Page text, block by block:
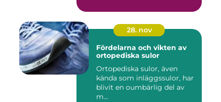
28. nov
Fördelarna och vikten av
ortopediska sulor
Ortopediska sulor, även
kända som inläggssulor, har
blivit en oumbärlig del av
m...